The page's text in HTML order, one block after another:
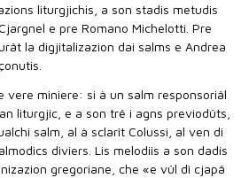
liturgjichis, a son stadis metudis
e pre Romano Michelotti. Pre
la digjitalizazion dai salms e Andrea
vere miniere: si à un salm responsoriâl
liturgjic, e a son trê i agns previodûts,
salm, al à sclarît Colussi, al ven di
diviers. Lis melodiis a son dadis
gregoriane, che «e vûl dî cjapâ